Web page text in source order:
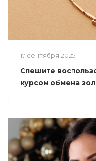
17 сентября 2025
Спешите
курсом обмена